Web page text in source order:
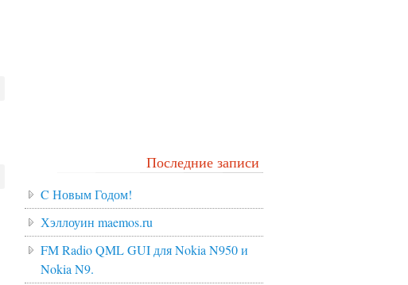
Последние записи
C Новым Годом!
Хэллоуин maemos.ru
FM Radio QML GUI для Nokia N950 и
Nokia N9.